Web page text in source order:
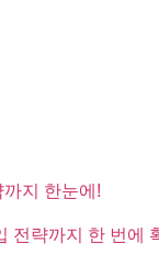
지 한눈에!
전략까지 한 번에